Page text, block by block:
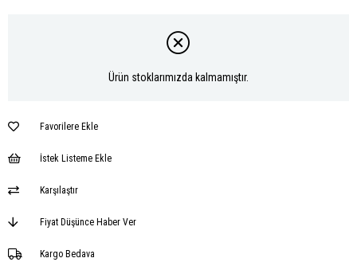
Ürün stoklarımızda kalmamıştır.
Favorilere Ekle
İstek Listeme Ekle
Karşılaştır
Fiyat Düşünce Haber Ver
Kargo Bedava